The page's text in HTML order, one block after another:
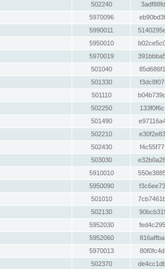
502240
5970096
5990011
5950010
5970019
501040
501330
501110
502250
501490
502210
502430
503030
5910010
5950090
501010
502130
5952030
5952060
5970013
502370